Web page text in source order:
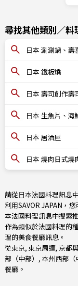
尋找其他類別／料
日本 涮涮鍋、壽
日本 鐵板燒
日本 壽司創作壽
日本 生魚片、海
日本 居酒屋
日本 燒肉日式燒
請從日本法國料理訊息
利用SAVOR JAPAN，
本法國料理訊息中搜索
作為類似於法國料理的
理的美食餐廳訊息。
從東京, 東京周遭, 京都
部（中部） , 本州西部（
餐廳。